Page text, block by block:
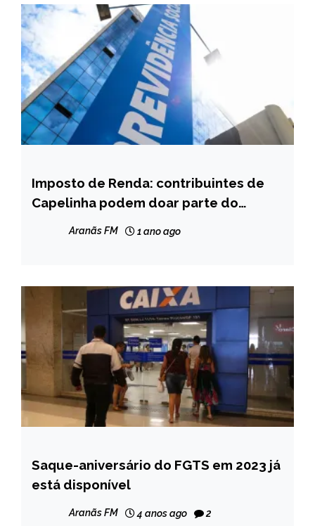
BRASIL
NOTÍCIAS
Imposto de Renda: contribuintes de
Capelinha podem doar parte do
Aranãs FM 1 ano ago
BRASIL
NOTÍCIAS
Saque-aniversário do FGTS em 2023 já
está disponível
Aranãs FM 4 anos ago 2